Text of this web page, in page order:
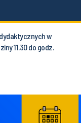
w
11.30 do godz.